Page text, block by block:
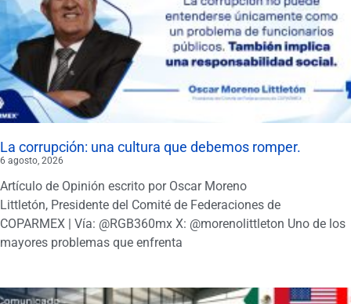
La corrupción: una cultura que debemos romper.
6 agosto, 2026
Artículo de Opinión escrito por Oscar Moreno
Littletón, Presidente del Comité de Federaciones de
COPARMEX | Vía: @RGB360mx X: @morenolittleton Uno de los
mayores problemas que enfrenta